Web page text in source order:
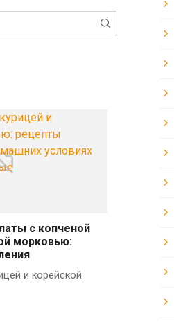
с копченой
морковью:
и корейской